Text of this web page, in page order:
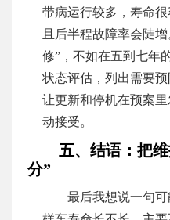
带病运行较多，寿命
且后半程故障率会陡
修”，不如在五到七年
状态评估，列出需要预
让更新和停机在预案
动接受。
五、结语：把
分”
最后我想说一句